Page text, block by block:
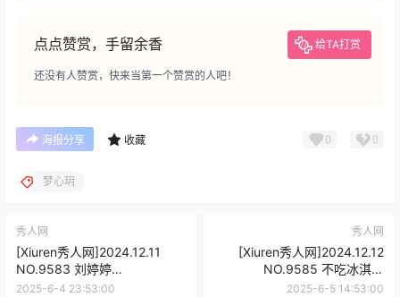
点点赞赏，手留余香 给TA打赏
还没有人赞赏，快来当第一个赞赏的人吧！
海报分享 收藏 0 0
梦心玥
秀人网
[Xiuren秀人网]2024.12.11
NO.9583 刘婷婷
[80+1P/655MB]
2025-6-4 23:53:00
秀人网
[Xiuren秀人网]2024.12.12
NO.9585 不吃冰淇淋
[89+1P/983MB]
2025-6-5 14:53:00